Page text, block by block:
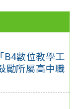
B4數位教學工
勵所屬高中職